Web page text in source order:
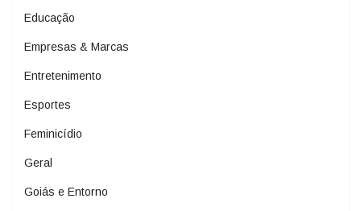
Educação
Empresas & Marcas
Entretenimento
Esportes
Feminicídio
Geral
Goiás e Entorno